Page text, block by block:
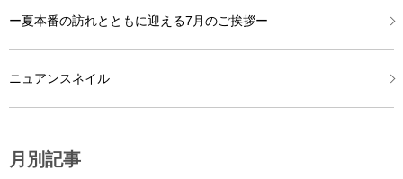
ー夏本番の訪れとともに迎える7月のご挨拶ー
ニュアンスネイル
月別記事